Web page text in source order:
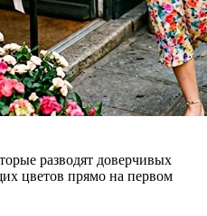
разводят доверчивых
цветов прямо на первом